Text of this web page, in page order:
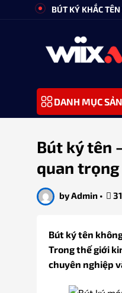
BÚT KÝ KHẮC
DANH MỤC
Bút ký tên
quan trọng
byAdmin •
Bút ký tên
Trong thế giới
chuyên nghiệp